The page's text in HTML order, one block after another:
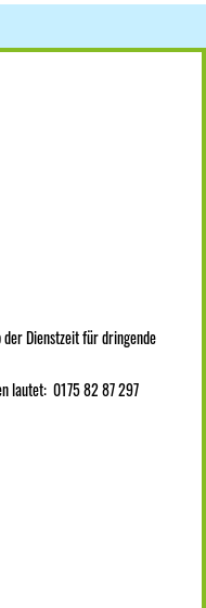
Dienstzeit für dringende
lautet: 0175 82 87 297